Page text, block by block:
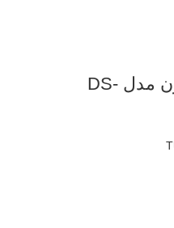
دوربین مداربسته هایک‌ویژن مدل DS-